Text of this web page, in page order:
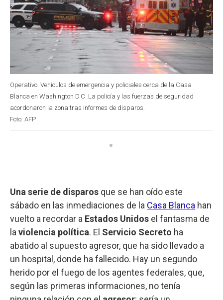
Operativo. Vehículos de emergencia y policiales cerca de la Casa
Blanca en Washington D.C. La policía y las fuerzas de seguridad
acordonaron la zona tras informes de disparos.
Foto: AFP
Una serie de disparos que se han oído este
sábado en las inmediaciones de la Casa Blanca han
vuelto a recordar a Estados Unidos el fantasma de
la violencia política. El Servicio Secreto ha
abatido al supuesto agresor, que ha sido llevado a
un hospital, donde ha fallecido. Hay un segundo
herido por el fuego de los agentes federales, que,
según las primeras informaciones, no tenía